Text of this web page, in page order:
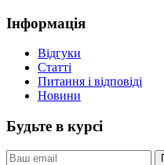
Інформація
Відгуки
Статті
Питання і відповіді
Новини
Будьте в курсі